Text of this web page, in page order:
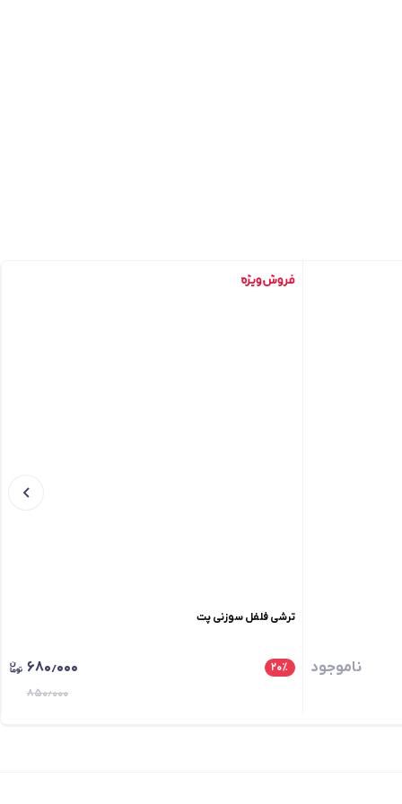
ناموجود
ترشی فلفل سوزنی پت
۲۰٪ ۶۸۰٫۰۰۰
۸۵۰٫۰۰۰